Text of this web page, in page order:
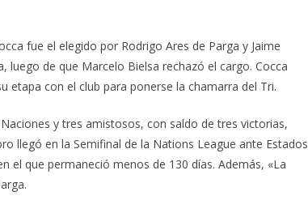
fue el elegido por Rodrigo Ares de Parga y Jaime
luego de que Marcelo Bielsa rechazó el cargo. Cocca
etapa con el club para ponerse la chamarra del Tri.
y tres amistosos, con saldo de tres victorias,
llegó en la Semifinal de la Nations League ante Estados
el que permaneció menos de 130 días. Además, «La